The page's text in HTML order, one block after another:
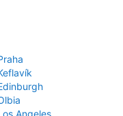
Angeles